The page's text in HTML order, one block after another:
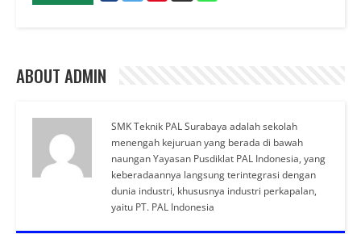
ABOUT ADMIN
SMK Teknik PAL Surabaya adalah sekolah
menengah kejuruan yang berada di bawah
naungan Yayasan Pusdiklat PAL Indonesia, yang
keberadaannya langsung terintegrasi dengan
dunia industri, khususnya industri perkapalan,
yaitu PT. PAL Indonesia